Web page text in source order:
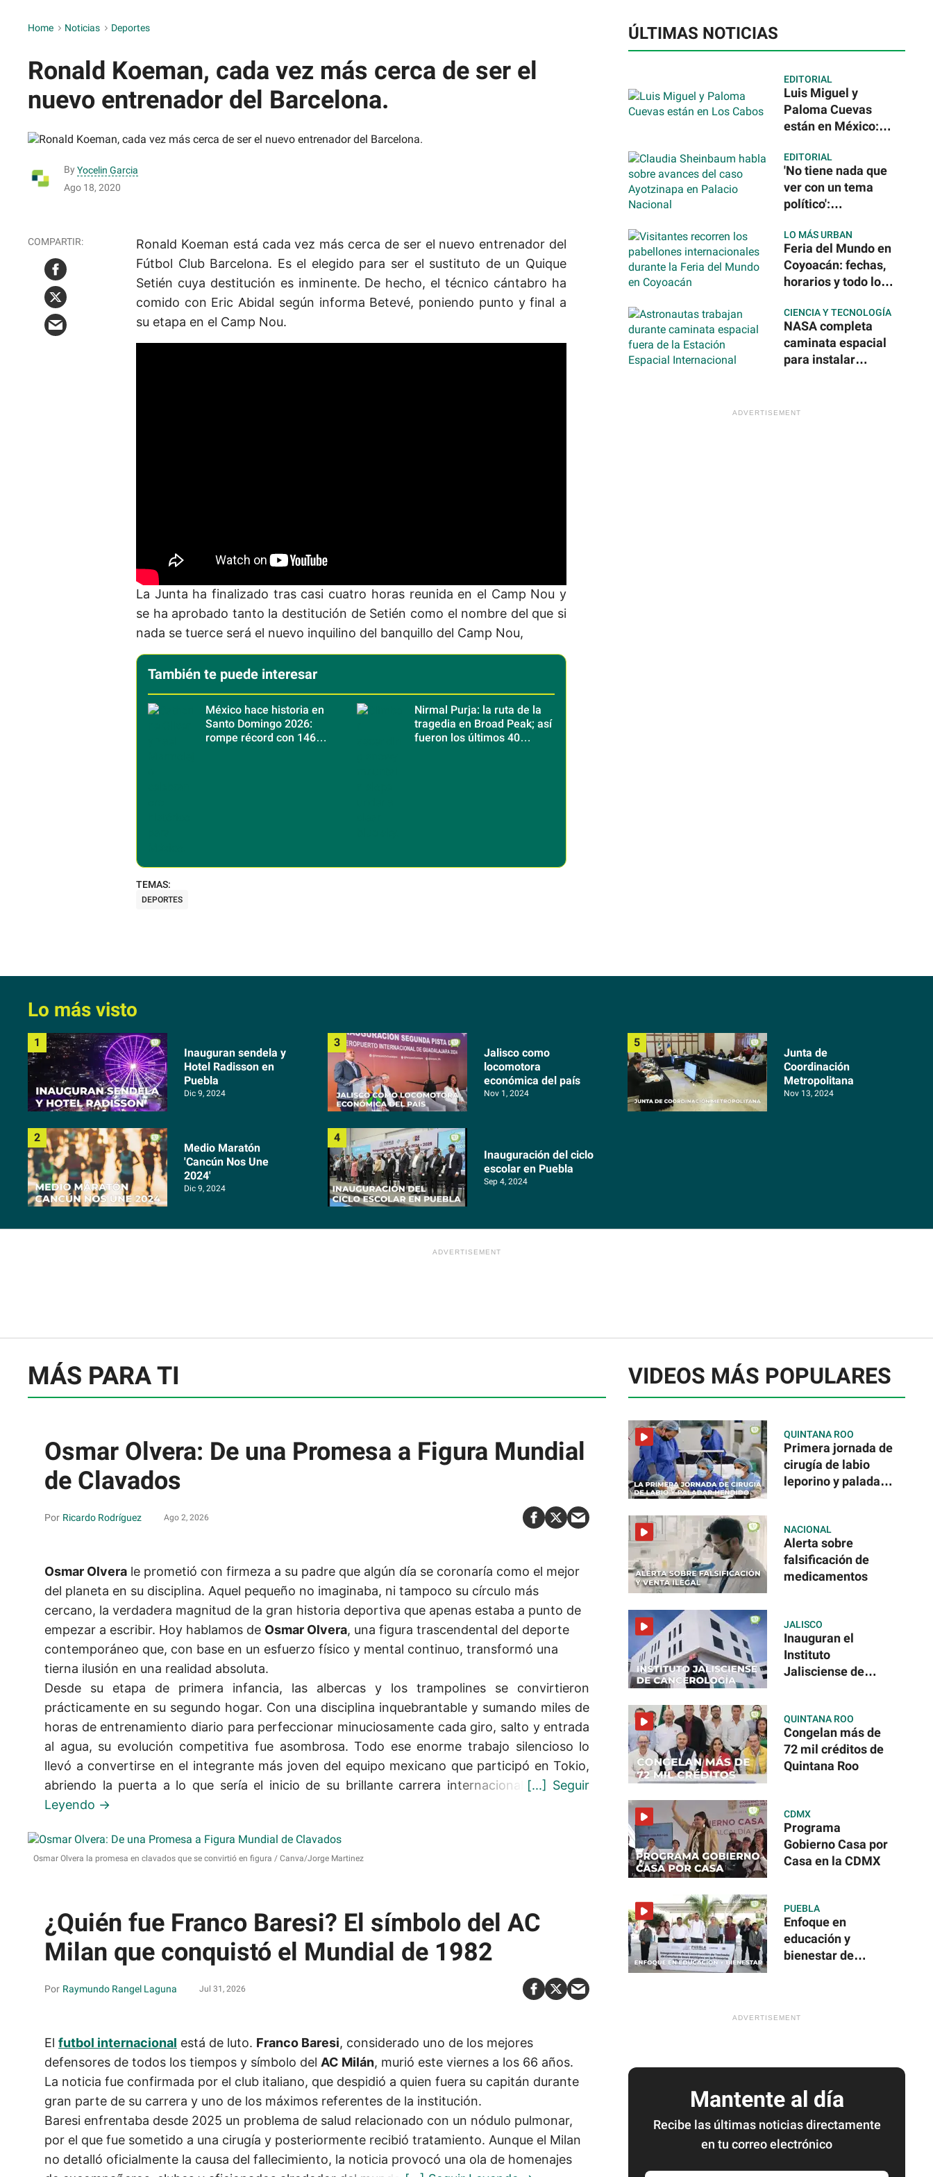
Home > Noticias > Deportes
Ronald Koeman, cada vez más cerca de ser el
nuevo entrenador del Barcelona.
By Yocelin Garcia
Ago 18, 2020
Ronald Koeman está cada vez más cerca de ser el nuevo entrenador del
Fútbol Club Barcelona. Es el elegido para ser el sustituto de un Quique
Setién cuya destitución es inminente. De hecho, el técnico cántabro ha
comido con Eric Abidal según informa Betevé, poniendo punto y final a
su etapa en el Camp Nou.
La Junta ha finalizado tras casi cuatro horas reunida en el Camp Nou y
se ha aprobado tanto la destitución de Setién como el nombre del que si
nada se tuerce será el nuevo inquilino del banquillo del Camp Nou,
También te puede interesar
México hace historia en
Santo Domingo 2026:
rompe récord con 146
Nirmal Purja: la ruta de la
tragedia en Broad Peak; así
fueron los últimos 40
DEPORTES
ÚLTIMAS NOTICIAS
EDITORIAL
Luis Miguel y
Paloma Cuevas
están en México:
escapada a Los
Cabos
EDITORIAL
'No tiene nada que
ver con un tema
político':
detención del
exgobernador de
Guerrero por caso
Ayotzinapa
LO MÁS URBAN
Feria del Mundo en
Coyoacán: fechas,
horarios y todo lo
disfrutar de 40
países
CIENCIA Y TECNOLOGÍA
NASA completa
caminata espacial
para instalar
Estación Espacial
Lo más visto
Inauguran sendela y
Hotel Radisson en
Puebla
Dic 9, 2024
Medio Maratón
'Cancún Nos Une
2024'
Dic 9, 2024
Jalisco como
locomotora
económica del país
Nov 1, 2024
Inauguración del ciclo
escolar en Puebla
Sep 4, 2024
Junta de
Coordinación
Metropolitana
Nov 13, 2024
MÁS PARA TI
Osmar Olvera: De una Promesa a Figura Mundial
de Clavados
Ricardo Rodríguez Ago 2, 2026
Osmar Olvera la promesa en clavados que se convirtió en figura Canva/Jorge Martinez
Osmar Olvera le prometió con firmeza a su padre que algún día se coronaría como el mejor
del planeta en su disciplina. Aquel pequeño no imaginaba, ni tampoco su círculo más
cercano, la verdadera magnitud de la gran historia deportiva que apenas estaba a punto de
empezar a escribir. Hoy hablamos de Osmar Olvera, una figura trascendental del deporte
contemporáneo que, con base en un esfuerzo físico y mental continuo, transformó una
tierna ilusión en una realidad absoluta.
Desde su etapa de primera infancia, las albercas y los trampolines se convirtieron
prácticamente en su segundo hogar. Con una disciplina inquebrantable y sumando miles de
horas de entrenamiento diario para perfeccionar minuciosamente cada giro, salto y entrada
al agua, su evolución competitiva fue asombrosa. Todo ese enorme trabajo silencioso lo
llevó a convertirse en el integrante más joven del equipo mexicano que participó en Tokio,
abriendo la puerta a lo que sería el inicio de su brillante carrera internacional.
VIDEOS MÁS POPULARES
QUINTANA ROO
Primera jornada de
cirugía de labio
leporino y paladar
NACIONAL
Alerta sobre
falsificación de
medicamentos
JALISCO
Inauguran el
Instituto
Jalisciense de
QUINTANA ROO
Congelan más de
72 mil créditos de
Quintana Roo
CDMX
Programa
Gobierno Casa por
Casa en la CDMX
PUEBLA
Enfoque en
educación y
bienestar de
Mantente al día
Recibe las últimas noticias directamente
en tu correo electrónico
¿Quién fue Franco Baresi? El símbolo del AC
Milan que conquistó el Mundial de 1982
Raymundo Rangel Laguna Jul 31, 2026
El futbol internacional está de luto. Franco Baresi, considerado uno de los mejores
defensores de todos los tiempos y símbolo del AC Milán, murió este viernes a los 66 años.
La noticia fue confirmada por el club italiano, que despidió a quien fuera su capitán durante
gran parte de su carrera y uno de los máximos referentes de la institución.
Baresi enfrentaba desde 2025 un problema de salud relacionado con un nódulo pulmonar,
por el que fue sometido a una cirugía y posteriormente recibió tratamiento. Aunque el Milan
no detalló oficialmente la causa del fallecimiento, la noticia provocó una ola de homenajes